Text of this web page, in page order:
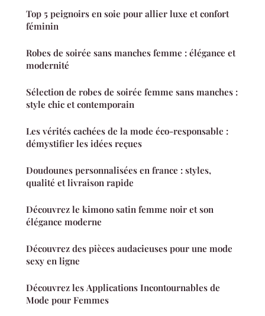
Top 5 peignoirs en soie pour allier luxe et confort
féminin
Robes de soirée sans manches femme : élégance et
modernité
Sélection de robes de soirée femme sans manches :
style chic et contemporain
Les vérités cachées de la mode éco-responsable :
démystifier les idées reçues
Doudounes personnalisées en france : styles,
qualité et livraison rapide
Découvrez le kimono satin femme noir et son
élégance moderne
Découvrez des pièces audacieuses pour une mode
sexy en ligne
Découvrez les Applications Incontournables de
Mode pour Femmes